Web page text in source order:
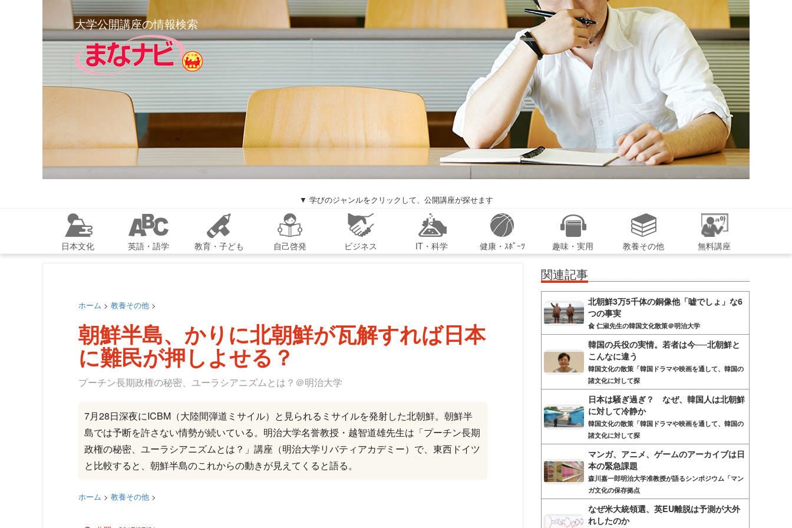
大学公開講座の情報検索
▼ 学びのジャンルをクリックして、公開講座が探せます
日本文化 英語・語学 教育・子ども 自己啓発 ビジネス IT・科学 健康・ｽﾎﾟｰﾂ 趣味・実用 教養その他 無料講座
ホーム > 教養その他 >
朝鮮半島、かりに北朝鮮が瓦解すれば日本
に難民が押しよせる？
プーチン長期政権の秘密、ユーラシアニズムとは？＠明治大学
7月28日深夜にICBM（大陸間弾道ミサイル）と見られるミサイルを発射した北朝鮮。朝鮮半
島では予断を許さない情勢が続いている。明治大学名誉教授・越智道雄先生は「プーチン長期
政権の秘密、ユーラシアニズムとは？」講座（明治大学リバティアカデミー）で、東西ドイツ
と比較すると、朝鮮半島のこれからの動きが見えてくると語る。
ホーム > 教養その他 >
関連記事
北朝鮮3万5千体の銅像他「嘘でしょ」な6
つの事実
兪 仁淑先生の韓国文化散策＠明治大学
韓国の兵役の実情。若者は今──北朝鮮と
こんなに違う
韓国文化の散策「韓国ドラマや映画を通して、韓国の
諸文化に対して探
日本は騒ぎ過ぎ？ なぜ、韓国人は北朝鮮
に対して冷静か
韓国文化の散策「韓国ドラマや映画を通して、韓国の
諸文化に対して探
マンガ、アニメ、ゲームのアーカイブは日
本の緊急課題
森川嘉一郎明治大学准教授が語るシンポジウム「マン
ガ文化の保存拠点
なぜ米大統領選、英EU離脱は予測が大外
れしたのか